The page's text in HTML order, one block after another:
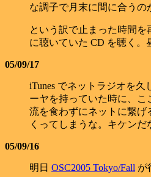
な調子で月末に間に合うの
という訳で止まった時間を
に聴いていた CD を聴く。
05/09/17
iTunes でネットラジオを久
ーヤを持っていた時に、
流を食わずにネットに繋げ
くってしまうな。キケンだ
05/09/16
明日 OSC2005 Tokyo/Fall が